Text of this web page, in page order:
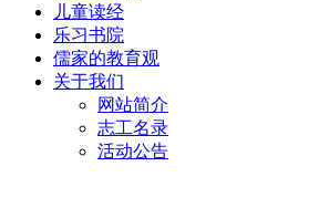
儿童读经
乐习书院
儒家的教育观
关于我们
网站简介
志工名录
活动公告